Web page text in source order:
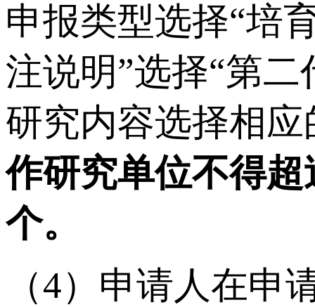
申报类型选择“培
注说明”选择“第
研究内容选择相
作研究单位不得超
个。
（4）申请人在申